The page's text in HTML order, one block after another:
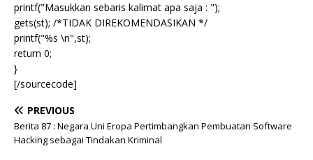
printf("Masukkan sebaris kalimat apa saja : ");
gets(st); /*TIDAK DIREKOMENDASIKAN */
printf("%s \n",st);
return 0;
}
[/sourcecode]
PREVIOUS
Berita 87 : Negara Uni Eropa Pertimbangkan Pembuatan Software
Hacking sebagai Tindakan Kriminal